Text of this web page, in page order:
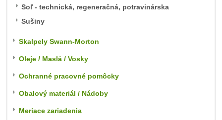
Soľ - technická, regeneračná, potravinárska
Sušiny
Skalpely Swann-Morton
Oleje / Maslá / Vosky
Ochranné pracovné pomôcky
Obalový materiál / Nádoby
Meriace zariadenia